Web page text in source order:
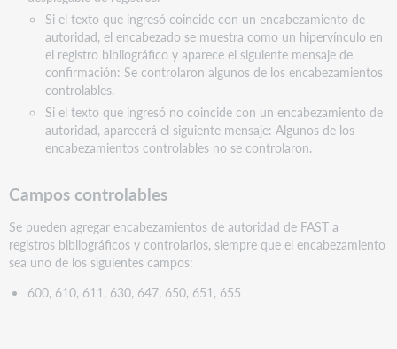
Si el texto que ingresó coincide con un encabezamiento de
autoridad, el encabezado se muestra como un hipervínculo en
el registro bibliográfico y aparece el siguiente mensaje de
confirmación: Se controlaron algunos de los encabezamientos
controlables.
Si el texto que ingresó no coincide con un encabezamiento de
autoridad, aparecerá el siguiente mensaje: Algunos de los
encabezamientos controlables no se controlaron.
Campos controlables
Se pueden agregar encabezamientos de autoridad de FAST a
registros bibliográficos y controlarlos, siempre que el encabezamiento
sea uno de los siguientes campos:
600, 610, 611, 630, 647, 650, 651, 655